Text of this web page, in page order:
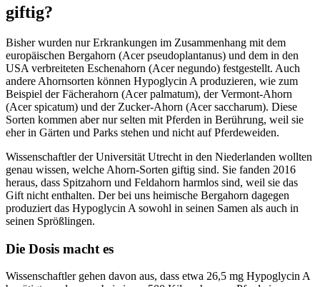
giftig?
Bisher wurden nur Erkrankungen im Zusammenhang mit dem
europäischen Bergahorn (Acer pseudoplantanus) und dem in den
USA verbreiteten Eschenahorn (Acer negundo) festgestellt. Auch
andere Ahornsorten können Hypoglycin A produzieren, wie zum
Beispiel der Fächerahorn (Acer palmatum), der Vermont-Ahorn
(Acer spicatum) und der Zucker-Ahorn (Acer saccharum). Diese
Sorten kommen aber nur selten mit Pferden in Berührung, weil sie
eher in Gärten und Parks stehen und nicht auf Pferdeweiden.
Wissenschaftler der Universität Utrecht in den Niederlanden wollten
genau wissen, welche Ahorn-Sorten giftig sind. Sie fanden 2016
heraus, dass Spitzahorn und Feldahorn harmlos sind, weil sie das
Gift nicht enthalten. Der bei uns heimische Bergahorn dagegen
produziert das Hypoglycin A sowohl in seinen Samen als auch in
seinen Sprößlingen.
Die Dosis macht es
Wissenschaftler gehen davon aus, dass etwa 26,5 mg Hypoglycin A